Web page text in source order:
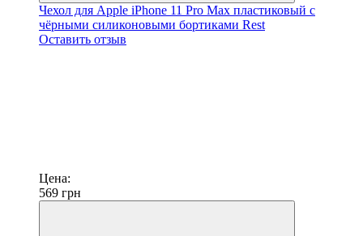
Чехол для Apple iPhone 11 Pro Max пластиковый с
чёрными силиконовыми бортиками Rest
Оставить отзыв
Цена:
569 грн